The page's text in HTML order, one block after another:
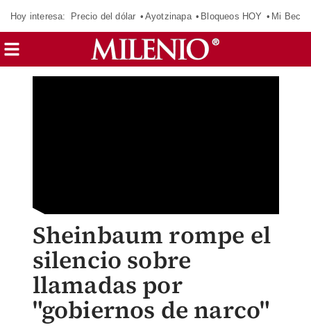
Hoy interesa: Precio del dólar Ayotzinapa Bloqueos HOY Mi Beca
Sheinbaum rompe el
silencio sobre
llamadas por
"gobiernos de narco"